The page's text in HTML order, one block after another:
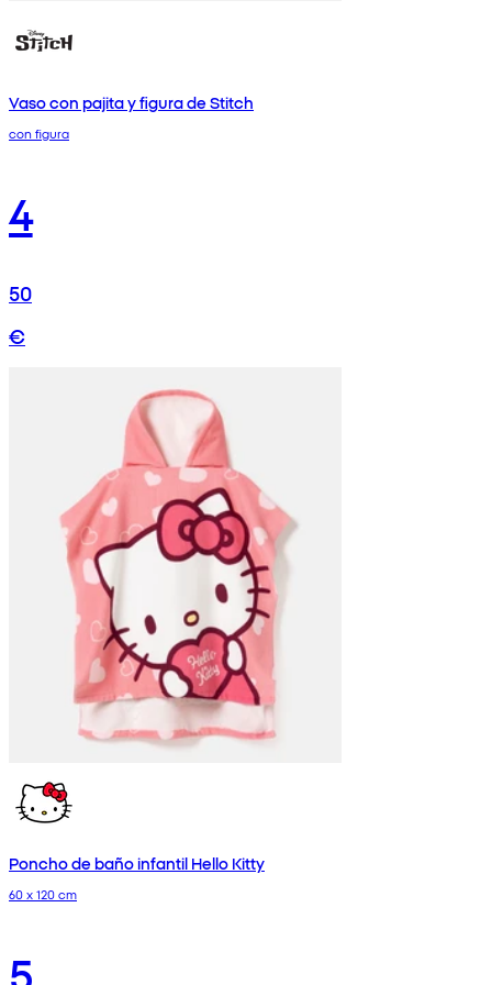
Vaso con pajita y figura de Stitch
con figura
4
50
€
Poncho de baño infantil Hello Kitty
60 x 120 cm
5